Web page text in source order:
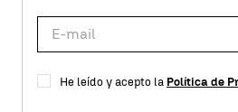
He leído y acepto la Política de